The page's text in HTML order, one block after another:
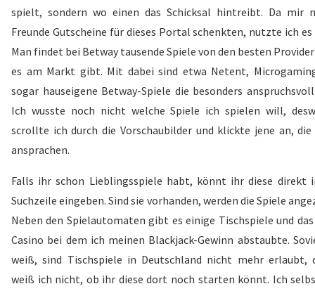
spielt, sondern wo einen das Schicksal hintreibt. Da mir
Freunde Gutscheine für dieses Portal schenkten, nutzte ich es
Man findet bei Betway tausende Spiele von den besten
es am Markt gibt. Mit dabei sind etwa Netent,
sogar hauseigene Betway-Spiele die besonders
Ich wusste noch nicht welche Spiele ich spielen will,
scrollte ich durch die Vorschaubilder und klickte jene an,
ansprachen.
Falls ihr schon Lieblingsspiele habt, könnt ihr diese direkt
Suchzeile eingeben. Sind sie vorhanden, werden die Spiele
Neben den Spielautomaten gibt es einige Tischspiele und
Casino bei dem ich meinen Blackjack-Gewinn abstaubte.
weiß, sind Tischspiele in Deutschland nicht mehr erlaubt,
weiß ich nicht, ob ihr diese dort noch starten könnt. Ich